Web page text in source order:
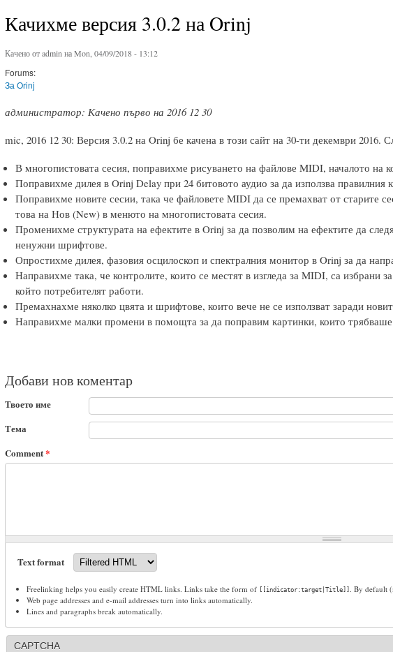
Качихме версия 3.0.2 на Orinj
Качено отadmin на Mon, 04/09/2018 - 13:12
Forums:
За Orinj
администратор: Качено първо на 2016 12 30
mic, 2016 12 30: Версия 3.0.2 на Orinj бе качена в този сайт на 30-ти декември 2016.
В многопистовата сесия, поправихме рисуването на файлове MIDI, началото на
Поправихме дилея в Orinj Delay при 24 битовото аудио за да използва правилния
Поправихме новите сесии, така че файловете MIDI да се премахват от старите
това на Нов (New) в менюто на многопистовата сесия.
Променихме структурата на ефектите в Orinj за да позволим на ефектите да
ненужни шрифтове.
Опростихме дилея, фазовия осцилоскоп и спектралния монитор в Orinj за да
Направихме така, че контролите, които се местят в изгледа за MIDI, са избрани
който потребителят работи.
Премахнахме няколко цвята и шрифтове, които вече не се използват заради
Направихме малки промени в помощта за да поправим картинки, които
Добави нов коментар
Твоето име
Тема
Comment*
Text format
Freelinking helps you easily create HTML links. Links take the form of [[indicator:target|Title]]. By default
Web page addresses and e-mail addresses turn into links automatically.
Lines and paragraphs break automatically.
CAPTCHA